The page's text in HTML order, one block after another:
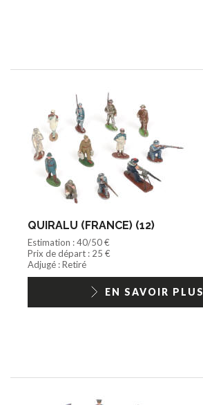
QUIRALU (FRANCE) (12)
Estimation : 40/50 €
Prix de départ : 25 €
Adjugé : Retiré
EN SAVOIR PLUS